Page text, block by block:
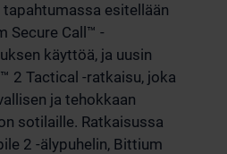
esitellään
Secure Call™ -
käyttöä, ja uusin
2 Tactical -ratkaisu, joka
ja tehokkaan
sotilaille. Ratkaisussa
2 -älypuhelin, Bittium